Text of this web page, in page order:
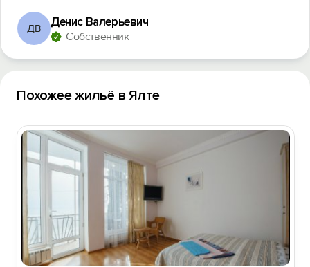
ДВ Денис Валерьевич
Собственник
Похожее жильё в Ялте